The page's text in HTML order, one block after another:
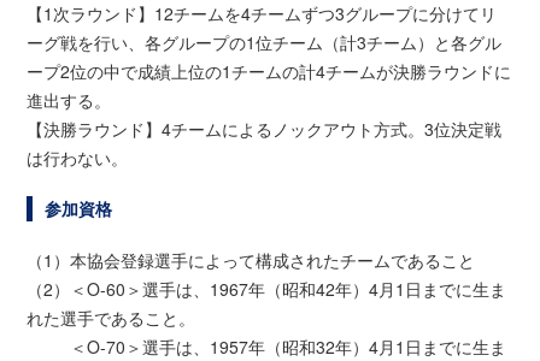
【1次ラウンド】12チームを4チームずつ3グループに分けてリ
ーグ戦を行い、各グループの1位チーム（計3チーム）と各グル
ープ2位の中で成績上位の1チームの計4チームが決勝ラウンドに
進出する。
【決勝ラウンド】4チームによるノックアウト方式。3位決定戦
は行わない。
参加資格
（1）本協会登録選手によって構成されたチームであること
（2）＜O-60＞選手は、1967年（昭和42年）4月1日までに生ま
れた選手であること。
＜O-70＞選手は、1957年（昭和32年）4月1日までに生ま